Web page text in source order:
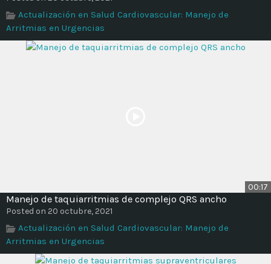
Time
Actualización en Salud Cardiovascular: Manejo de
Arritmias en Urgencias
00:17
Manejo de taquiarritmias de complejo QRS ancho
Posted on 20 octubre, 2021
Actualización en Salud Cardiovascular: Manejo de
Arritmias en Urgencias